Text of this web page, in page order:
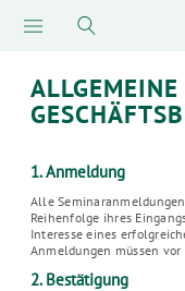
ALLGEMEINE
1. Anmeldung
Alle
Reihenfolge ihres
Interesse eines
Anmeldungen müssen
2. Bestätigung